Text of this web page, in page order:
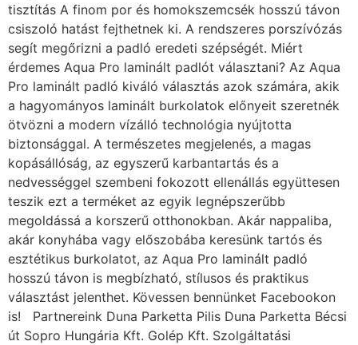
tisztítás A finom por és homokszemcsék hosszú távon
csiszoló hatást fejthetnek ki. A rendszeres porszívózás
segít megőrizni a padló eredeti szépségét. Miért
érdemes Aqua Pro laminált padlót választani? Az Aqua
Pro laminált padló kiváló választás azok számára, akik
a hagyományos laminált burkolatok előnyeit szeretnék
ötvözni a modern vízálló technológia nyújtotta
biztonsággal. A természetes megjelenés, a magas
kopásállóság, az egyszerű karbantartás és a
nedvességgel szembeni fokozott ellenállás együttesen
teszik ezt a terméket az egyik legnépszerűbb
megoldássá a korszerű otthonokban. Akár nappaliba,
akár konyhába vagy előszobába keresünk tartós és
esztétikus burkolatot, az Aqua Pro laminált padló
hosszú távon is megbízható, stílusos és praktikus
választást jelenthet. Kövessen bennünket Facebookon
is! Partnereink Duna Parketta Pilis Duna Parketta Bécsi
út Sopro Hungária Kft. Golép Kft. Szolgáltatási